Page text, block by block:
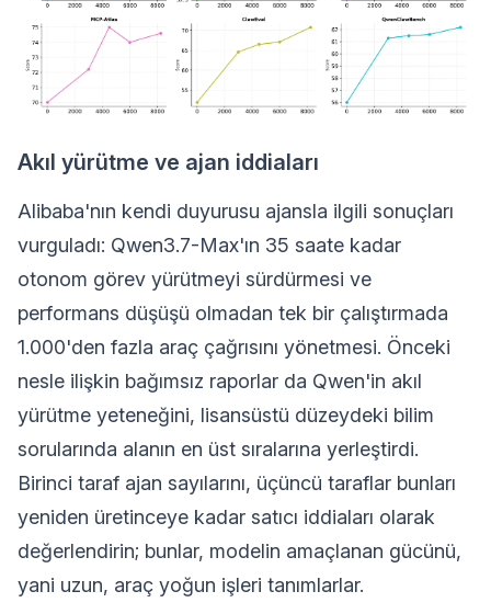
Akıl yürütme ve ajan iddiaları
Alibaba'nın kendi duyurusu ajansla ilgili sonuçları
vurguladı: Qwen3.7-Max'ın 35 saate kadar
otonom görev yürütmeyi sürdürmesi ve
performans düşüşü olmadan tek bir çalıştırmada
1.000'den fazla araç çağrısını yönetmesi. Önceki
nesle ilişkin bağımsız raporlar da Qwen'in akıl
yürütme yeteneğini, lisansüstü düzeydeki bilim
sorularında alanın en üst sıralarına yerleştirdi.
Birinci taraf ajan sayılarını, üçüncü taraflar bunları
yeniden üretinceye kadar satıcı iddiaları olarak
değerlendirin; bunlar, modelin amaçlanan gücünü,
yani uzun, araç yoğun işleri tanımlarlar.